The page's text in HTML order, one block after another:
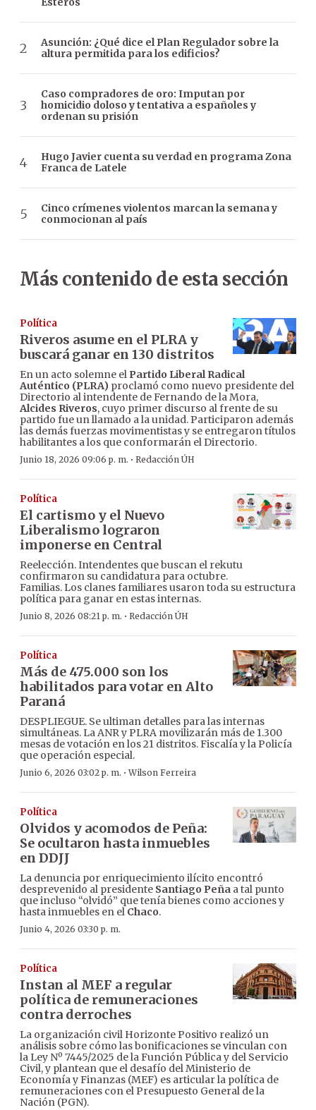
Asunción: ¿Qué dice el Plan Regulador sobre la
altura permitida para los edificios?
Caso compradores de oro: Imputan por
homicidio doloso y tentativa a españoles y
ordenan su prisión
Hugo Javier cuenta su verdad en programa Zona
Franca de Latele
Cinco crímenes violentos marcan la semana y
conmocionan al país
Más contenido de esta sección
Política
Riveros asume en el PLRA y
buscará ganar en 130 distritos
En un acto solemne el Partido Liberal Radical
Auténtico (PLRA) proclamó como nuevo presidente del
Directorio al intendente de Fernando de la Mora,
Alcides Riveros, cuyo primer discurso al frente de su
partido fue un llamado a la unidad. Participaron además
las demás fuerzas movimentistas y se entregaron títulos
habilitantes a los que conformarán el Directorio.
Junio 18, 2026 09:06 p. m. · Redacción ÚH
Política
El cartismo y el Nuevo
Liberalismo lograron
imponerse en Central
Reelección. Intendentes que buscan el rekutu
confirmaron su candidatura para octubre.
Familias. Los clanes familiares usaron toda su estructura
política para ganar en estas internas.
Junio 8, 2026 08:21 p. m. · Redacción ÚH
Política
Más de 475.000 son los
habilitados para votar en Alto
Paraná
DESPLIEGUE. Se ultiman detalles para las internas
simultáneas. La ANR y PLRA movilizarán más de 1.300
mesas de votación en los 21 distritos. Fiscalía y la Policía
que operación especial.
Junio 6, 2026 03:02 p. m. ·Wilson Ferreira
Política
Olvidos y acomodos de Peña:
Se ocultaron hasta inmuebles
en DDJJ
La denuncia por enriquecimiento ilícito encontró
desprevenido al presidente Santiago Peña a tal punto
que incluso “olvidó” que tenía bienes como acciones y
hasta inmuebles en el Chaco.
Junio 4, 2026 03:30 p. m.
Política
Instan al MEF a regular
política de remuneraciones
contra derroches
La organización civil Horizonte Positivo realizó un
análisis sobre cómo las bonificaciones se vinculan con
la Ley Nº 7445/2025 de la Función Pública y del Servicio
Civil, y plantean que el desafío del Ministerio de
Economía y Finanzas (MEF) es articular la política de
remuneraciones con el Presupuesto General de la
Nación (PGN).